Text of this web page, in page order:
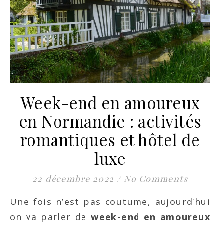
Week-end en amoureux
en Normandie : activités
romantiques et hôtel de
luxe
22 décembre 2022 / No Comments
Une fois n’est pas coutume, aujourd’hui
on va parler deweek-end en amoureux